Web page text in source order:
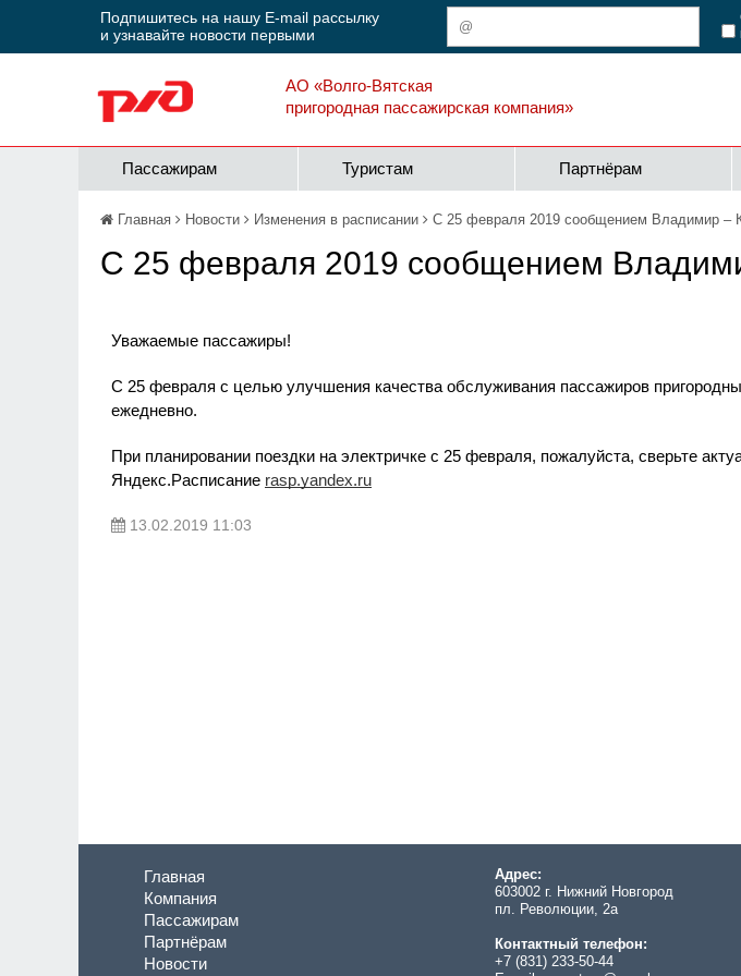
Подпишитесь на нашу E-mail рассылку
и узнавайте новости первыми
АО «Волго-Вятская
пригородная пассажирская компания»
Пассажирам Туристам Партнёрам
Главная Новости Изменения в расписании С 25 февраля 2019 сообщением Владимир –
С 25 февраля 2019 сообщением
Уважаемые пассажиры!
С 25 февраля с целью улучшения качества обслуживания пассажиров
ежедневно.
При планировании поездки на электричке с 25 февраля, пожалуйста, сверьте
Яндекс.Расписание rasp.yandex.ru
13.02.2019 11:03
Главная
Компания
Пассажирам
Партнёрам
Новости
Адрес:
603002 г. Нижний Новгород
пл. Революции, 2а
Контактный телефон:
+7 (831) 233-50-44